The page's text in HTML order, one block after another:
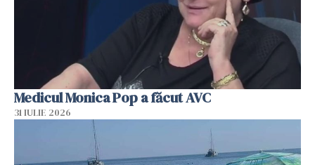
Medicul Monica Pop a făcut AVC
31 IULIE 2026